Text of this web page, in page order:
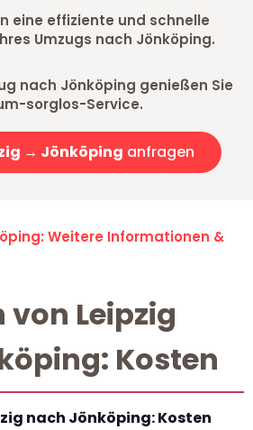
eine effiziente und schnelle
Umzugs nach Jönköping.
nach Jönköping genießen Sie
sorglos-Service.
→ Jönköping anfragen
Weitere Informationen &
von Leipzig
Kosten
nach Jönköping: Kosten